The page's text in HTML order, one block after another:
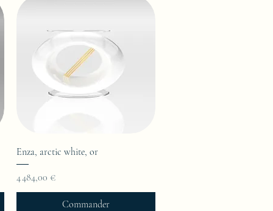
Enza, arctic white, or
Prix
4 484,00 €
Commander